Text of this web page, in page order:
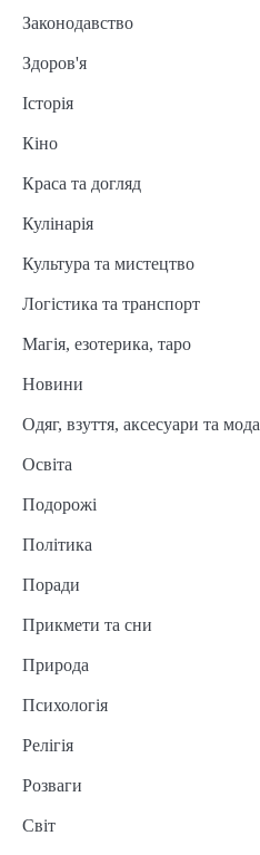
Законодавство
Здоров'я
Історія
Кіно
Краса та догляд
Кулінарія
Культура та мистецтво
Логістика та транспорт
Магія, езотерика, таро
Новини
Одяг, взуття, аксесуари та мода
Освіта
Подорожі
Політика
Поради
Прикмети та сни
Природа
Психологія
Релігія
Розваги
Світ